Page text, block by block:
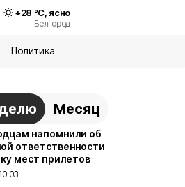
+28 °С, ясно
Белгород
Политика
Месяц
напомнили об
ответственности
мест прилетов